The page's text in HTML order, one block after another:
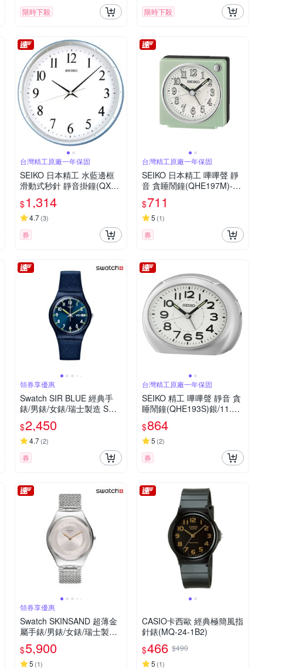
限時下殺 限時下殺
台灣精工原廠一年保固
SEIKO 日本精工 水藍邊框
滑動式秒針 靜音掛鐘(QXA3
78L)-藍-白/31cm
$1,314
4.7(3)
券
台灣精工原廠一年保固
SEIKO 日本精工 嗶嗶聲 靜
音 貪睡鬧鐘(QHE197M)-綠/
6.6X6.6cm
$711
5 (1)
券
領券享優惠
Swatch SIR BLUE 經典手
錶/男錶/女錶/瑞士製造 SO2
8N702 (34mm)
$2,450
4.7(2)
券
台灣精工原廠一年保固
SEIKO 精工 嗶嗶聲 靜音 貪
睡鬧鐘(QHE193S)銀/11.2X
8.8cm
$864
5 (2)
券
領券享優惠
Swatch SKINSAND 超薄金
屬手錶/男錶/女錶/瑞士製造
SYXS117M (38mm)
$5,900
5 (1)
CASIO卡西歐 經典極簡風指
針錶(MQ-24-1B2)
$466 $490
5 (1)